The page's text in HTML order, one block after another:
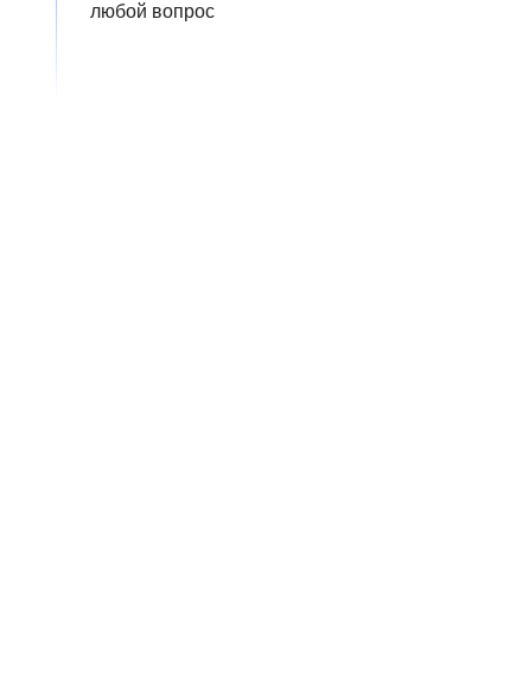
любой вопрос